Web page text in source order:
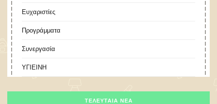
Ευχαριστίες
Προγράμματα
Συνεργασία
ΥΓΙΕΙΝΗ
ΤΕΛΕΥΤΑΊΑ ΝΈΑ